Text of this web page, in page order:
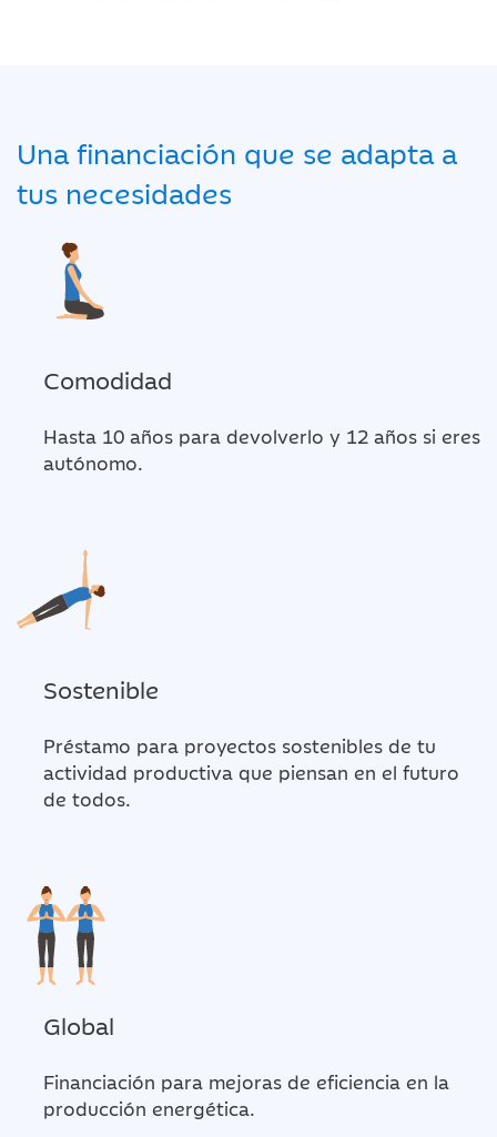
Una financiación que se adapta a
tus necesidades
Comodidad
Hasta 10 años para devolverlo y 12 años si eres
autónomo.
Sostenible
Préstamo para proyectos sostenibles de tu
actividad productiva que piensan en el futuro
de todos.
Global
Financiación para mejoras de eficiencia en la
producción energética.